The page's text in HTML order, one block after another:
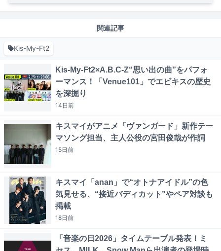
関連記事
Kis-My-Ft2
Kis-My-Ft2×A.B.C-Z“思い出の曲”をパフォ
ーマンス！「Venue101」でエビキスの歴史
を深掘り
14日前
キスマイがアニメ「ヴァンガード」新作テー
マソング担当、主人公役の宮田俊哉が作詞
15日前
キスマイ「anan」で“オトナアイドル”の色
気見せる、“接近バディカット”やペア対談も
掲載
18日前
「音楽の日2026」タイムテーブル発表！ミ